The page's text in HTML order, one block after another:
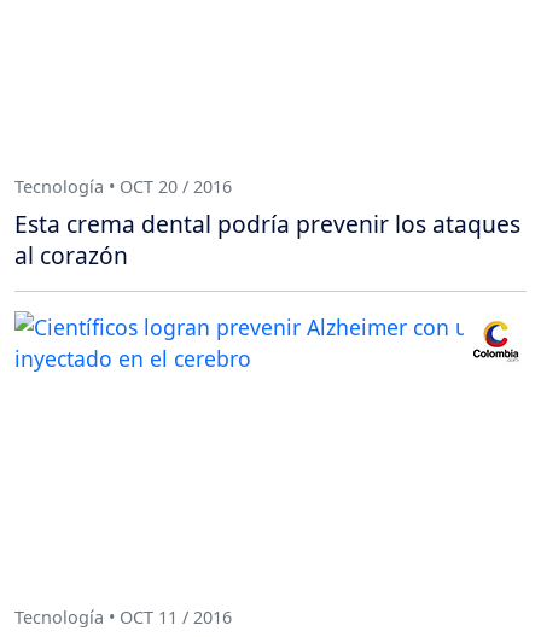
Tecnología • OCT 20 / 2016
Esta crema dental podría prevenir los ataques
al corazón
Tecnología • OCT 11 / 2016